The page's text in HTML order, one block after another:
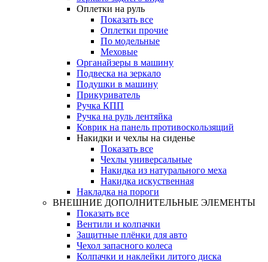
Оплетки на руль
Показать все
Оплетки прочиe
По модельные
Меховые
Органайзеры в машину
Подвеска на зеркало
Подушки в машину
Прикуриватель
Ручка КПП
Ручка на руль лентяйка
Коврик на панель противоскользящий
Накидки и чехлы на сиденье
Показать все
Чехлы универсальные
Накидка из натурального меха
Накидка искуственная
Накладка на пороги
ВНЕШНИЕ ДОПОЛНИТЕЛЬНЫЕ ЭЛЕМЕНТЫ
Показать все
Вентили и колпачки
Защитные плёнки для авто
Чехол запасного колеса
Колпачки и наклейки литого диска